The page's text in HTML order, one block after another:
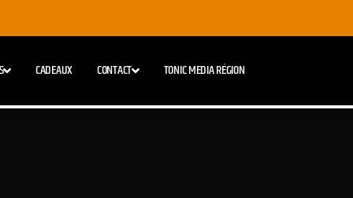
CADEAUX CONTACT TONIC MEDIA RÉGION